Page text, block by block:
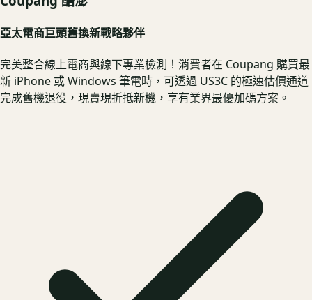
亞太電商巨頭舊換新戰略夥伴
完美整合線上電商與線下專業檢測！消費者在 Coupang 購買最
新 iPhone 或 Windows 筆電時，可透過 US3C 的極速估價通道
完成舊機退役，現賣現折抵新機，享有業界最優加碼方案。